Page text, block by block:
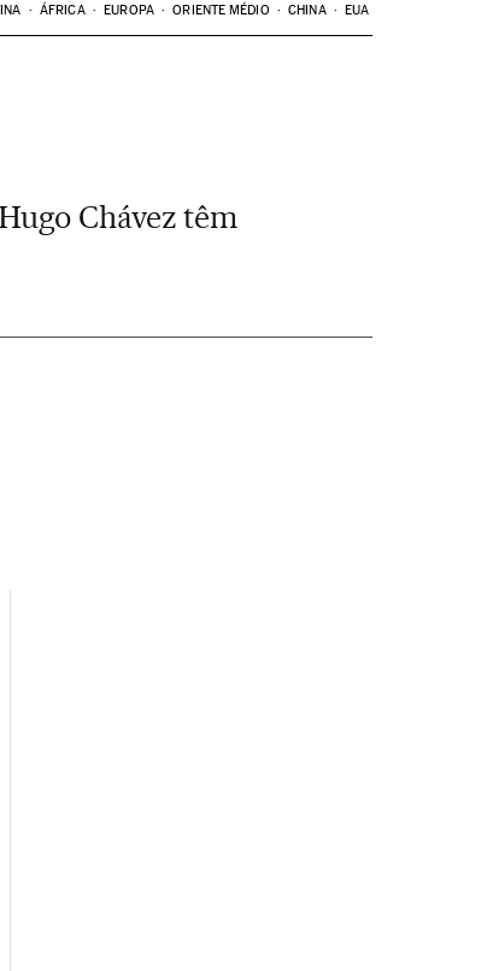
ÁFRICA EUROPA ORIENTE MÉDIO CHINA EUA
Chávez têm